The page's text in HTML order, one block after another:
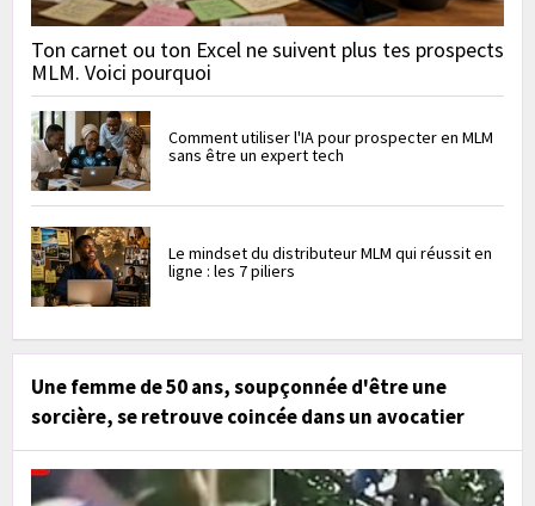
Ton carnet ou ton Excel ne suivent plus tes prospects
MLM. Voici pourquoi
Comment utiliser l'IA pour prospecter en MLM
sans être un expert tech
Le mindset du distributeur MLM qui réussit en
ligne : les 7 piliers
Une femme de 50 ans, soupçonnée d'être une
sorcière, se retrouve coincée dans un avocatier